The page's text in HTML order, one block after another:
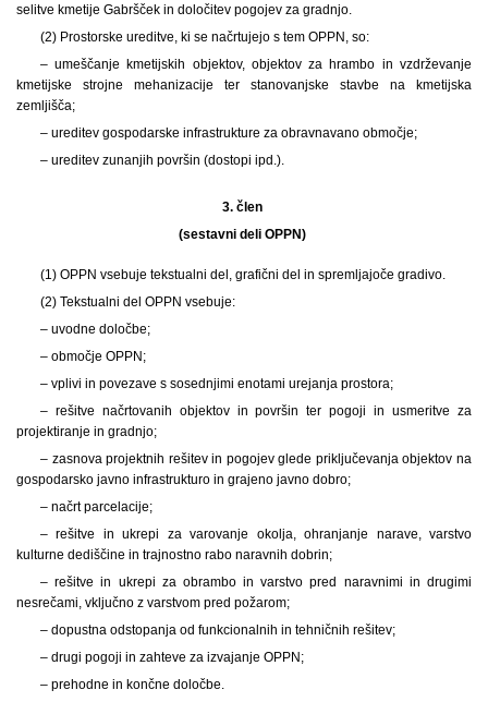
selitve kmetije Gabršček in določitev pogojev za gradnjo.
(2) Prostorske ureditve, ki se načrtujejo s tem OPPN, so:
– umeščanje kmetijskih objektov, objektov za hrambo in vzdrževanje
kmetijske strojne mehanizacije ter stanovanjske stavbe na kmetijska
zemljišča;
– ureditev gospodarske infrastrukture za obravnavano območje;
– ureditev zunanjih površin (dostopi ipd.).
3. člen
(sestavni deli OPPN)
(1) OPPN vsebuje tekstualni del, grafični del in spremljajoče gradivo.
(2) Tekstualni del OPPN vsebuje:
– uvodne določbe;
– območje OPPN;
– vplivi in povezave s sosednjimi enotami urejanja prostora;
– rešitve načrtovanih objektov in površin ter pogoji in usmeritve za
projektiranje in gradnjo;
– zasnova projektnih rešitev in pogojev glede priključevanja objektov na
gospodarsko javno infrastrukturo in grajeno javno dobro;
– načrt parcelacije;
– rešitve in ukrepi za varovanje okolja, ohranjanje narave, varstvo
kulturne dediščine in trajnostno rabo naravnih dobrin;
– rešitve in ukrepi za obrambo in varstvo pred naravnimi in drugimi
nesrečami, vključno z varstvom pred požarom;
– dopustna odstopanja od funkcionalnih in tehničnih rešitev;
– drugi pogoji in zahteve za izvajanje OPPN;
– prehodne in končne določbe.